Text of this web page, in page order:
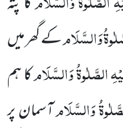
وَالسَّلَامکے گھر میں
الصَّلٰوۃُ وَالسَّلَامکا ہم
وَالسَّلَامآسمان پر